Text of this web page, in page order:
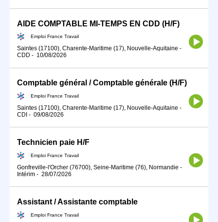
AIDE COMPTABLE MI-TEMPS EN CDD (H/F)
Emploi France Travail
Saintes (17100), Charente-Maritime (17), Nouvelle-Aquitaine -
CDD - 10/08/2026
Comptable général / Comptable générale (H/F)
Emploi France Travail
Saintes (17100), Charente-Maritime (17), Nouvelle-Aquitaine -
CDI - 09/08/2026
Technicien paie H/F
Emploi France Travail
Gonfreville-l'Orcher (76700), Seine-Maritime (76), Normandie -
Intérim - 28/07/2026
Assistant / Assistante comptable
Emploi France Travail